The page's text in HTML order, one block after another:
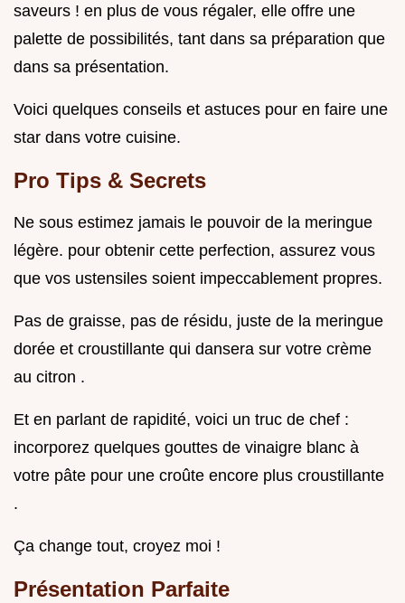
saveurs ! en plus de vous régaler, elle offre une
palette de possibilités, tant dans sa préparation que
dans sa présentation.
Voici quelques conseils et astuces pour en faire une
star dans votre cuisine.
Pro Tips & Secrets
Ne sous estimez jamais le pouvoir de la meringue
légère. pour obtenir cette perfection, assurez vous
que vos ustensiles soient impeccablement propres.
Pas de graisse, pas de résidu, juste de la meringue
dorée et croustillante qui dansera sur votre crème
au citron .
Et en parlant de rapidité, voici un truc de chef :
incorporez quelques gouttes de vinaigre blanc à
votre pâte pour une croûte encore plus croustillante
.
Ça change tout, croyez moi !
Présentation Parfaite